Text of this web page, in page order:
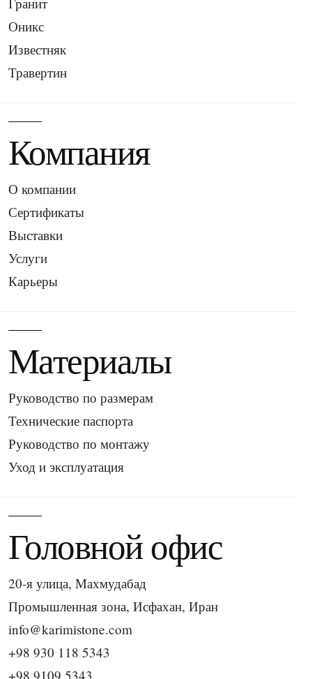
Оникс
Известняк
Травертин
Компания
О компании
Сертификаты
Выставки
Услуги
Карьеры
Материалы
Руководство по размерам
Технические паспорта
Руководство по монтажу
Уход и эксплуатация
Головной офис
20-я улица, Махмудабад
Промышленная зона, Исфахан, Иран
info@karimistone.com
+98 930 118 5343
+98 9109 5343